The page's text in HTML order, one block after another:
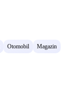
Otomobil
Magazin